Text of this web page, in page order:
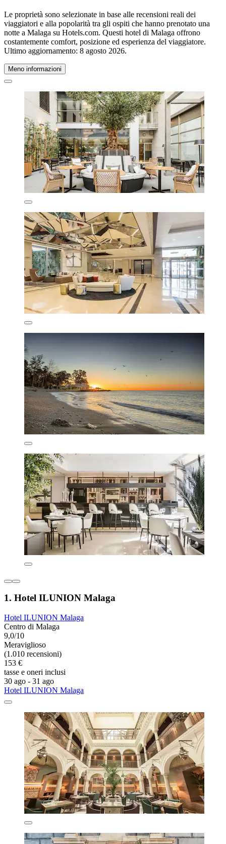
Le proprietà sono selezionate in base alle recensioni reali dei
viaggiatori e alla popolarità tra gli ospiti che hanno prenotato una
notte a Malaga su Hotels.com. Questi hotel di Malaga offrono
costantemente comfort, posizione ed esperienza del viaggiatore.
Ultimo aggiornamento: 8 agosto 2026.
Meno informazioni
1. Hotel ILUNION Malaga
Hotel ILUNION Malaga
Centro di Malaga
9,0/10
Meraviglioso
(1.010 recensioni)
153 €
tasse e oneri inclusi
30 ago - 31 ago
Hotel ILUNION Malaga